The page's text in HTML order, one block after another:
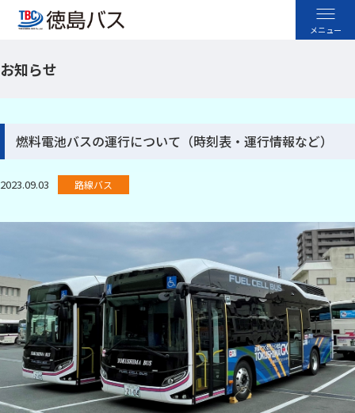
路線バス
採用情報
お忘れ物のお問い合わせ
よくあるご質問
お問い合わせ
お知らせ
燃料電池バスの運行について（時刻表・運行情報など）
2023.09.03 路線バス